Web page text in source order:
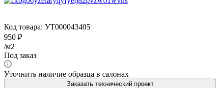
Код товара: УТ000043405
950 ₽
/м2
Под заказ
Уточнить наличие образца в салонах
Заказать технический проект